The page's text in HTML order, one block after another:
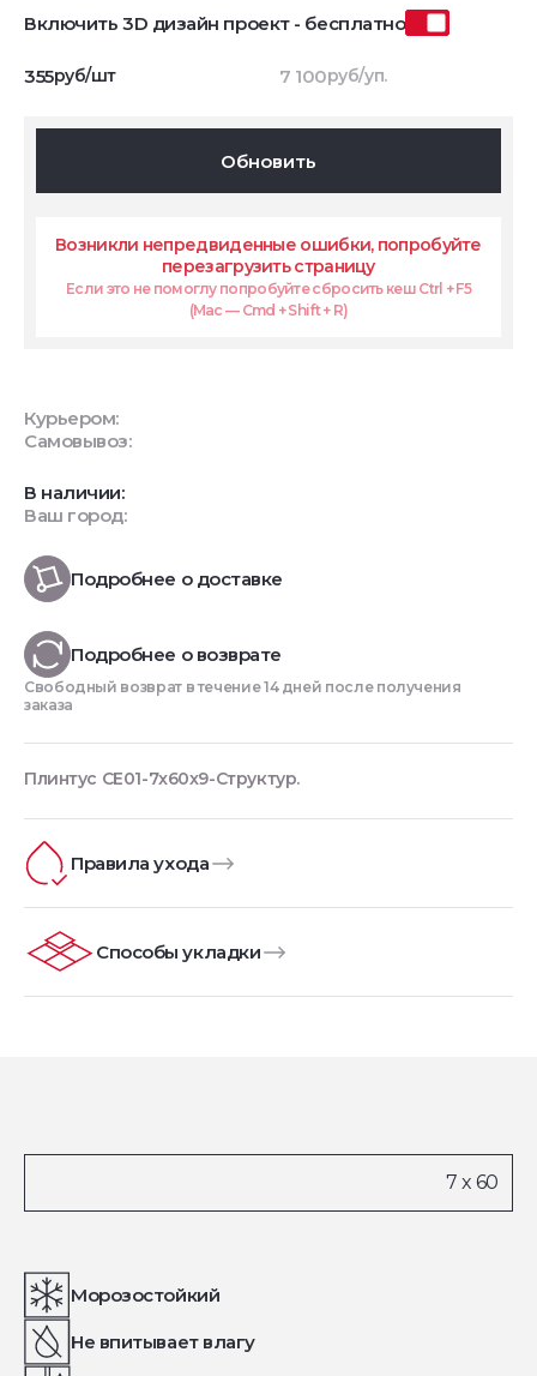
Включить 3D дизайн проект - бесплатно
355руб/шт 7 100руб/уп.
Обновить
Возникли непредвиденные ошибки, попробуйте
перезагрузить страницу
Если это не помоглу попробуйте сбросить кеш Ctrl + F5
(Mac — Cmd + Shift + R)
Курьером:
Самовывоз:
В наличии:
Ваш город:
Подробнее о доставке
Подробнее о возврате
Свободный возврат в течение 14 дней после получения
заказа
Плинтус CE01-7x60x9-Структур.
Правила ухода
Способы укладки
Морозостойкий
Не впитывает влагу